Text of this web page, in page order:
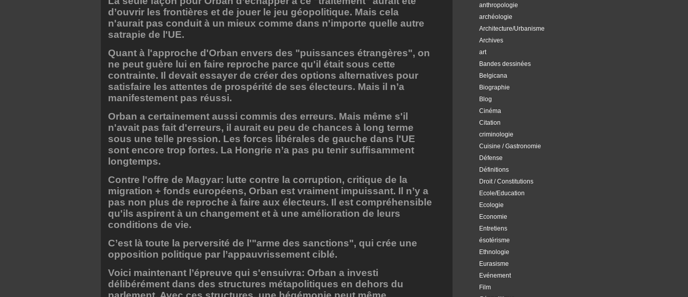
anthropologie
archéologie
Architecture/Urbanisme
Archives
art
Bandes dessinées
Belgicana
Biographie
Blog
Cinéma
Citation
criminologie
Cuisine / Gastronomie
Défense
Définitions
Droit / Constitutions
Ecole/Education
Ecologie
Economie
Entretiens
ésotérisme
Ethnologie
Eurasisme
Evénement
Film
d’ouvrir les frontières et de jouer le jeu géopolitique. Mais cela
n'aurait pas conduit à un mieux comme dans n'importe quelle autre
satrapie de l'UE.
Quant à l'approche d'Orban envers des "puissances étrangères", on
ne peut guère lui en faire reproche parce qu'il était sous cette
contrainte. Il devait essayer de créer des options alternatives pour
satisfaire les attentes de prospérité de ses électeurs. Mais il n’a
manifestement pas réussi.
Orban a certainement aussi commis des erreurs. Mais même s'il
n'avait pas fait d'erreurs, il aurait eu peu de chances à long terme
sous une telle pression. Les forces libérales de gauche dans l'UE
sont encore trop fortes. La Hongrie n’a pas pu tenir suffisamment
longtemps.
Contre l'offre de Magyar: lutte contre la corruption, critique de la
migration + fonds européens, Orban est vraiment impuissant. Il n’y a
pas non plus de reproche à faire aux électeurs. Il est compréhensible
qu'ils aspirent à un changement et à une amélioration de leurs
conditions de vie.
C’est là toute la perversité de l'"arme des sanctions", qui crée une
opposition politique par l’appauvrissement ciblé.
Voici maintenant l’épreuve qui s'ensuivra: Orban a investi
délibérément dans des structures métapolitiques en dehors du